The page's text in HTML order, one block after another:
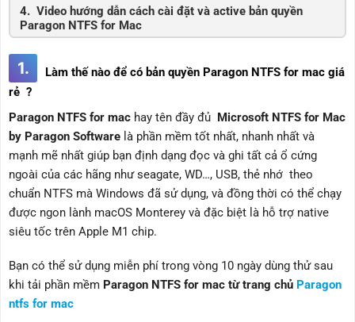
4. Video hướng dẫn cách cài đặt và active bản quyền
Paragon NTFS for Mac
1.
Làm thế nào để có bản quyền Paragon NTFS for mac giá
rẻ ?
Paragon NTFS for mac hay tên đầy đủ Microsoft NTFS for Mac
by Paragon Software là phần mềm tốt nhất, nhanh nhất và
mạnh mẽ nhất giúp bạn định dạng đọc và ghi tất cả ổ cứng
ngoài của các hãng như seagate, WD…, USB, thẻ nhớ theo
chuẩn NTFS mà Windows đã sử dụng, và đồng thời có thể chạy
được ngon lành macOS Monterey và đặc biệt là hỗ trợ native
siêu tốc trên Apple M1 chip.
Bạn có thể sử dụng miễn phí trong vòng 10 ngày dùng thử sau
khi tải phần mềm Paragon NTFS for mac từ trang chủ Paragon
ntfs for mac